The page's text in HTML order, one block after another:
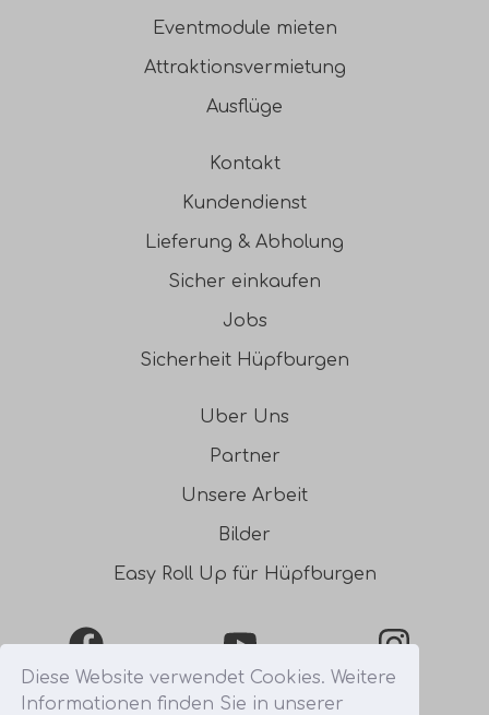
Diese Website verwendet Cookies. Weitere
Informationen finden Sie in unserer
Eventmodule mieten
Attraktionsvermietung
Ausflüge
Kontakt
Kundendienst
Lieferung & Abholung
Sicher einkaufen
Jobs
Sicherheit Hüpfburgen
Uber Uns
Partner
Unsere Arbeit
Bilder
Easy Roll Up für Hüpfburgen